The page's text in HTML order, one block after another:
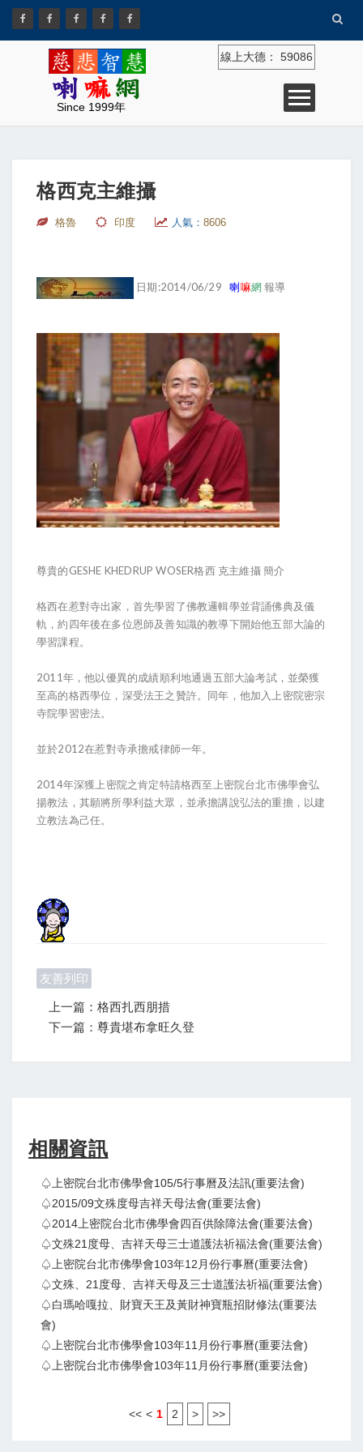
Since 1999年
線上大德： 59086
格西克主維攝
格魯 印度 人氣： 8606
日期:2014/06/29喇嘛網報導
尊貴的GESHE KHEDRUP WOSER格西 克主維攝 簡介
格西在惹對寺出家，首先學習了佛教邏輯學並背誦佛典及儀
軌，約四年後在多位恩師及善知識的教導下開始他五部大論的
學習課程。
2011年，他以優異的成績順利地通過五部大論考試，並榮獲
至高的格西學位，深受法王之贊許。同年，他加入上密院密宗
寺院學習密法。
並於2012在惹對寺承擔戒律師一年。
2014年深獲上密院之肯定特請格西至上密院台北市佛學會弘
揚教法，其願將所學利益大眾，並承擔講說弘法的重擔，以建
立教法為己任。
友善列印
上一篇：格西扎西朋措
下一篇：尊貴堪布拿旺久登
相關資訊
♤上密院台北市佛學會105/5行事曆及法訊(重要法會)
♤2015/09文殊度母吉祥天母法會(重要法會)
♤2014上密院台北市佛學會四百供除障法會(重要法會)
♤文殊21度母、吉祥天母三士道護法祈福法會(重要法會)
♤上密院台北市佛學會103年12月份行事曆(重要法會)
♤文殊、21度母、吉祥天母及三士道護法祈福(重要法會)
♤白瑪哈嘎拉、財寶天王及黃財神寶瓶招財修法(重要法
會)
♤上密院台北市佛學會103年11月份行事曆(重要法會)
♤上密院台北市佛學會103年11月份行事曆(重要法會)
<< < 1 2 > >>